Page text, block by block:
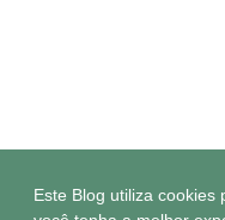
Este Blog utiliza cookies